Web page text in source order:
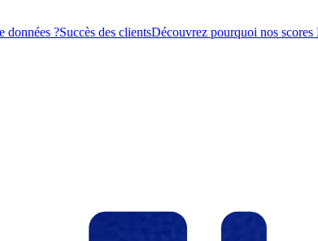
données ?Succès des clientsDécouvrez pourquoi nos